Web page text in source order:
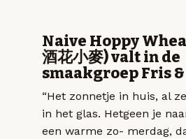
Naive Hoppy
酒花小麥) valt in de
smaakgroep Fris
“Het zonnetje in huis, al
in het glas. Hetgeen je
een warme zo- merdag,